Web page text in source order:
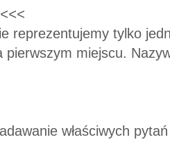
reprezentujemy tylko
miejscu.
właściwych